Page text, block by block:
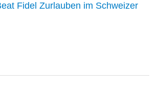
Fidel Zurlauben im Schweizer